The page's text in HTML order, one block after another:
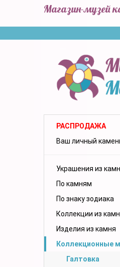
Магазин-музей
РАСПРОДАЖА
Ваш личный
Украшения из
По камням
По знаку зодиака
Коллекции из
Изделия из камня
Коллекционные
Галтовка